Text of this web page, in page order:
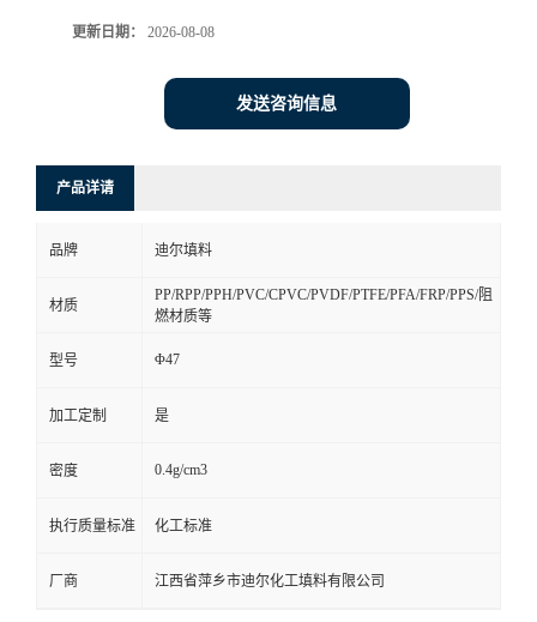
更新日期： 2026-08-08
发送咨询信息
产品详请
品牌 迪尔填料
材质
PP/RPP/PPH/PVC/CPVC/PVDF/PTFE/PFA/FRP/PPS/阻
燃材质等
型号 Φ47
加工定制 是
密度 0.4g/cm3
执行质量标准 化工标准
厂商 江西省萍乡市迪尔化工填料有限公司